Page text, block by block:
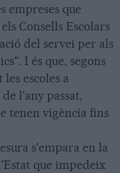
empreses que
Consells Escolars
del servei per als
I és que, segons
escoles a
l'any passat,
tenen vigència fins
s'empara en la
que impedeix